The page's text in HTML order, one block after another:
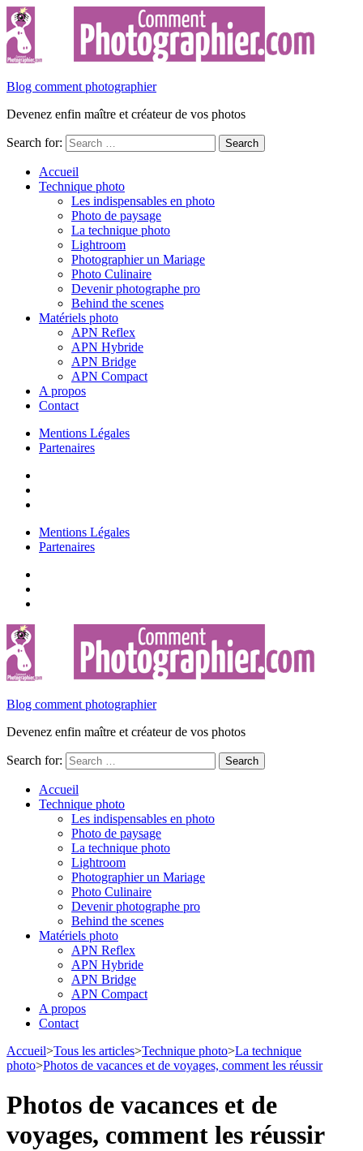
Blog comment photographier
Devenez enfin maître et créateur de vos photos
Search for:
Accueil
Technique photo
Les indispensables en photo
Photo de paysage
La technique photo
Lightroom
Photographier un Mariage
Photo Culinaire
Devenir photographe pro
Behind the scenes
Matériels photo
APN Reflex
APN Hybride
APN Bridge
APN Compact
A propos
Contact
Mentions Légales
Partenaires
Mentions Légales
Partenaires
Blog comment photographier
Devenez enfin maître et créateur de vos photos
Search for:
Accueil
Technique photo
Les indispensables en photo
Photo de paysage
La technique photo
Lightroom
Photographier un Mariage
Photo Culinaire
Devenir photographe pro
Behind the scenes
Matériels photo
APN Reflex
APN Hybride
APN Bridge
APN Compact
A propos
Contact
Accueil>Tous les articles>Technique photo>La technique
photo>Photos de vacances et de voyages, comment les réussir
Photos de vacances et de
voyages, comment les réussir